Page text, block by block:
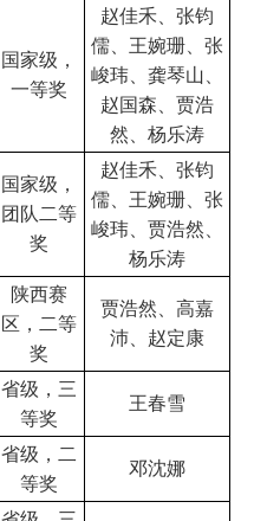
国家级，
一等奖
赵佳禾、张钧
儒、王婉珊、张
峻玮、龚琴山、
赵国森、贾浩
然、杨乐涛
国家级，
团队二等
奖
赵佳禾、张钧
儒、王婉珊、张
峻玮、贾浩然、
杨乐涛
陕西赛
区，二等
奖
贾浩然、高嘉
沛、赵定康
省级，三
等奖
王春雪
省级，二
等奖
邓沈娜